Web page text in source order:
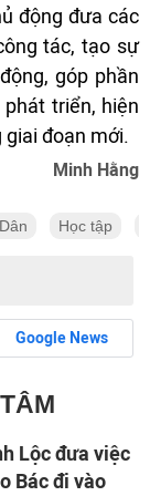
động đưa các
tác, tạo sự
góp phần
triển, hiện
đoạn mới.
Minh Hằng
Học tập
Google News
Lộc đưa việc
Bác đi vào